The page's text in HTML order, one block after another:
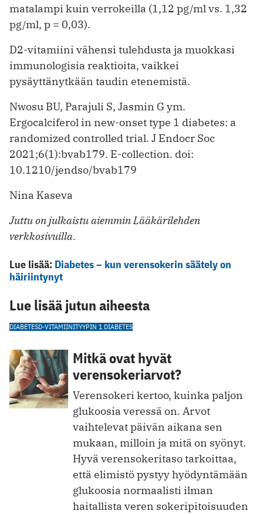
matalampi kuin verrokeilla (1,12 pg/ml vs. 1,32
pg/ml, p = 0,03).
D2-vitamiini vähensi tulehdusta ja muokkasi
immunologisia reaktioita, vaikkei
pysäyttänytkään taudin etenemistä.
Nwosu BU, Parajuli S, Jasmin G ym.
Ergocalciferol in new-onset type 1 diabetes: a
randomized controlled trial. J Endocr Soc
2021;6(1):bvab179. E-collection. doi:
10.1210/jendso/bvab179
Nina Kaseva
Juttu on julkaistu aiemmin Lääkärilehden
verkkosivuilla.
Lue lisää: Diabetes – kun verensokerin säätely on
häiriintynyt
Lue lisää jutun aiheesta
DIABETESD-VITAMIINITYYPIN 1 DIABETES
Mitkä ovat hyvät
verensokeriarvot?
Verensokeri kertoo, kuinka paljon
glukoosia veressä on. Arvot
vaihtelevat päivän aikana sen
mukaan, milloin ja mitä on syönyt.
Hyvä verensokeritaso tarkoittaa,
että elimistö pystyy hyödyntämään
glukoosia normaalisti ilman
haitallista veren sokeripitoisuuden